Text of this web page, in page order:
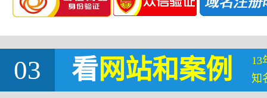
03 看网站和案例
13
知